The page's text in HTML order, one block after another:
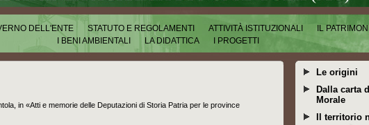
DELL'ENTE STATUTO E REGOLAMENTI ATTIVITÀ ISTITUZIONALI IL
I BENI AMBIENTALI
LA DIDATTICA I PROGETTI
in «Atti e memorie delle Deputazioni di Storia Patria per le province
Le origini
Dalla carta
Morale
Il territorio